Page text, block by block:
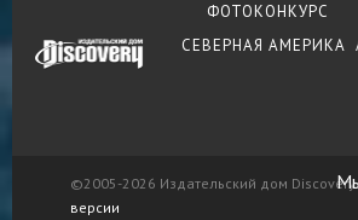
ФОТОКОНКУРС
СЕВЕРНАЯ АМЕРИКА
©2005-2026 Издательский дом
версии